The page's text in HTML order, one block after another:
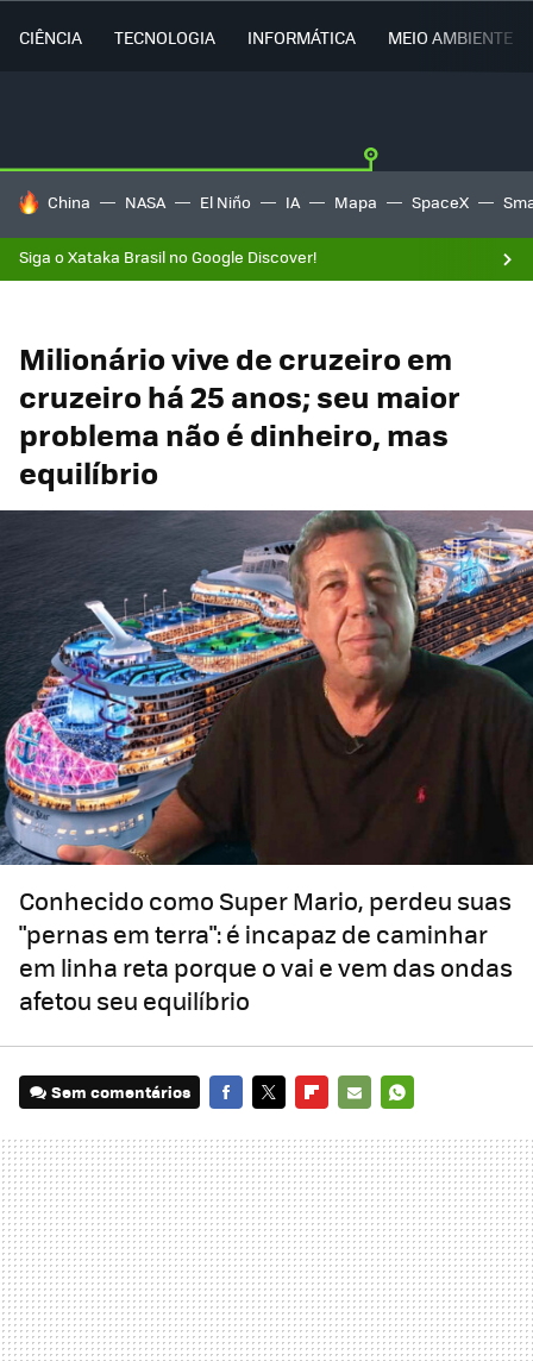
CIÊNCIA TECNOLOGIA INFORMÁTICA MEIO AMBIENTE
TENDÊNCIAS DO DIA
China NASA El Niño IA Mapa SpaceX
Siga o Xataka Brasil no Google Discover!
Milionário vive de cruzeiro em
cruzeiro há 25 anos; seu maior
problema não é dinheiro, mas
equilíbrio
Conhecido como Super Mario, perdeu suas
"pernas em terra": é incapaz de caminhar
em linha reta porque o vai e vem das ondas
afetou seu equilíbrio
Sem comentários
MAIL